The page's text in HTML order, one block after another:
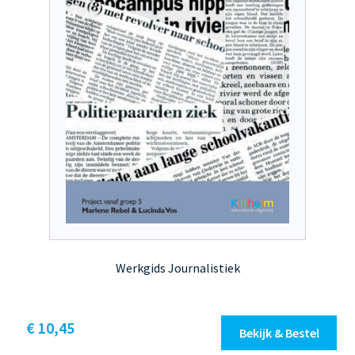
op
de
productpagina
Werkgids Journalistiek
€ 10,45 Bekijk & Bestel